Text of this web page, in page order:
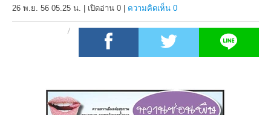
26 พ.ย. 56 05.25 น. เปิดอ่าน 0 ความคิดเห็น 0